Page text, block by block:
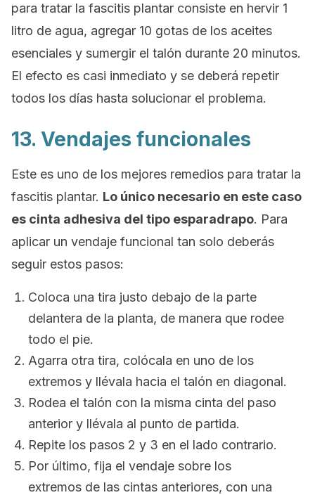
para tratar la fascitis plantar consiste en hervir 1
litro de agua, agregar 10 gotas de los aceites
esenciales y sumergir el talón durante 20 minutos.
El efecto es casi inmediato y se deberá repetir
todos los días hasta solucionar el problema.
13. Vendajes funcionales
Este es uno de los mejores remedios para tratar la
fascitis plantar. Lo único necesario en este caso
es cinta adhesiva del tipo esparadrapo. Para
aplicar un vendaje funcional tan solo deberás
seguir estos pasos:
Coloca una tira justo debajo de la parte
delantera de la planta, de manera que rodee
todo el pie.
Agarra otra tira, colócala en uno de los
extremos y llévala hacia el talón en diagonal.
Rodea el talón con la misma cinta del paso
anterior y llévala al punto de partida.
Repite los pasos 2 y 3 en el lado contrario.
Por último, fija el vendaje sobre los
extremos de las cintas anteriores, con una